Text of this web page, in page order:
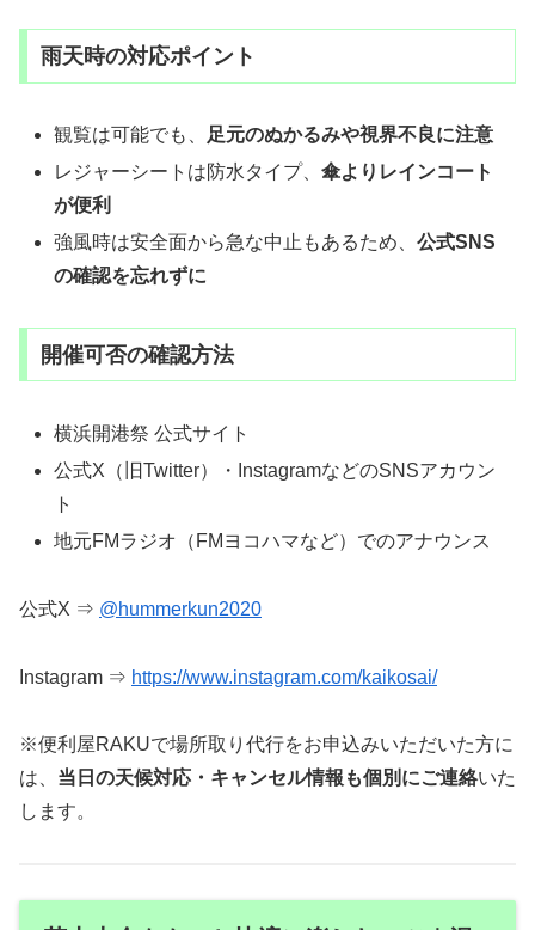
雨天時の対応ポイント
観覧は可能でも、
足元のぬかるみや視界不良に注意
レジャーシートは防水タイプ、傘よりレインコート
が便利
強風時は安全面から急な中止もあるため、公式SNS
の確認を忘れずに
開催可否の確認方法
横浜開港祭 公式サイト
公式X（旧Twitter）・InstagramなどのSNSアカウン
ト
地元FMラジオ（FMヨコハマなど）でのアナウンス
公式X ⇒ @hummerkun2020
Instagram ⇒ https://www.instagram.com/kaikosai/
※便利屋RAKUで場所取り代行をお申込みいただいた方に
は、 当日の天候対応・キャンセル情報も個別にご連絡いた
します。